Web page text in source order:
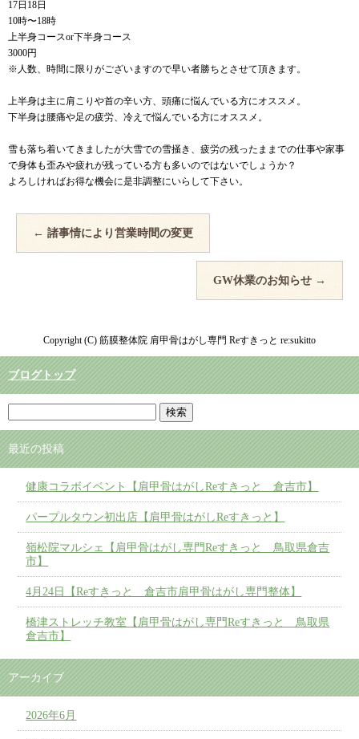
17日18日
10時〜18時
上半身コースor下半身コース
3000円
※人数、時間に限りがございますので早い者勝ちとさせて頂きます。
上半身は主に肩こりや首の辛い方、頭痛に悩んでいる方にオススメ。
下半身は腰痛や足の疲労、冷えで悩んでいる方にオススメ。
雪も落ち着いてきましたが大雪での雪掻き、疲労の残ったままでの仕事や家事
で身体も歪みや疲れが残っている方も多いのではないでしょうか？
よろしければお得な機会に是非調整にいらして下さい。
← 諸事情により営業時間の変更
GW休業のお知らせ →
Copyright (C) 筋膜整体院 肩甲骨はがし専門 Reすきっと re:sukitto
ブログトップ
最近の投稿
健康コラボイベント【肩甲骨はがしReすきっと 倉吉市】
パープルタウン初出店【肩甲骨はがしReすきっと】
嶺松院マルシェ【肩甲骨はがし専門Reすきっと 鳥取県倉吉
市】
4月24日【Reすきっと 倉吉市肩甲骨はがし専門整体】
橋津ストレッチ教室【肩甲骨はがし専門Reすきっと 鳥取県
倉吉市】
アーカイブ
2026年6月